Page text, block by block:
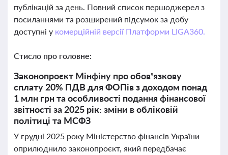
публікацій за день. Повний список першоджерел з
посиланнями та розширений підсумок за добу
доступні у комерційній версії Платформи LIGA360.
Стисло про головне:
Законопроєкт Мінфіну про обов’язкову
сплату 20% ПДВ для ФОПів з доходом понад
1 млн грн та особливості подання фінансової
звітності за 2025 рік: зміни в обліковій
політиці та МСФЗ
У грудні 2025 року Міністерство фінансів України
оприлюднило законопроєкт, який передбачає